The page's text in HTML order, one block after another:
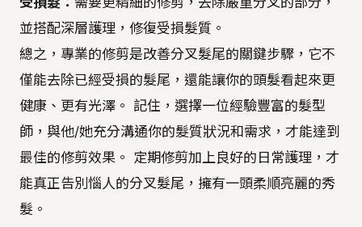
並搭配深層護理，修復受損髮質。
總之，專業的修剪是改善分叉髮尾的關鍵步驟，它不
僅能去除已經受損的髮尾，還能讓你的頭髮看起來更
健康、更有光澤。 記住，選擇一位經驗豐富的髮型
師，與他/她充分溝通你的髮質狀況和需求，才能達到
最佳的修剪效果。 定期修剪加上良好的日常護理，才
能真正告別惱人的分叉髮尾，擁有一頭柔順亮麗的秀
髮。